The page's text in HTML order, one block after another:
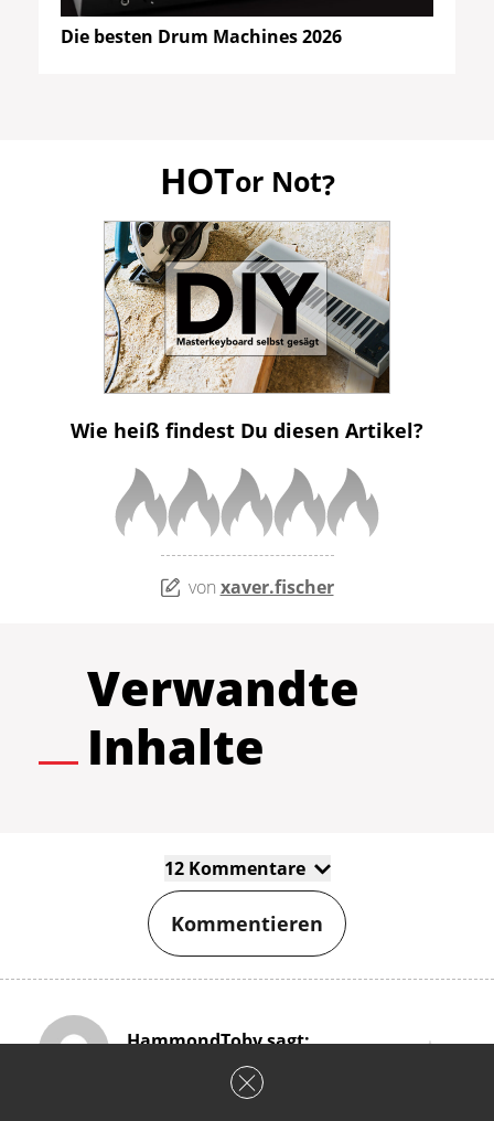
Die besten Drum Machines 2026
HOTor Not?
Wie heiß findest Du diesen Artikel?
von xaver.fischer
Verwandte
Inhalte
12 Kommentare
Kommentieren
HammondToby sagt:
- 28.03.2012 um 01:50 Uhr
0